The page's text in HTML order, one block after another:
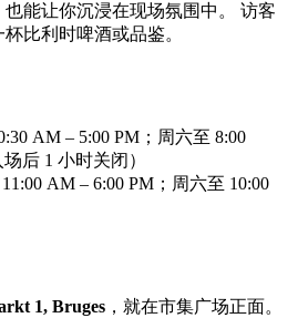
能让你沉浸在现场氛围中。 访客
比利时啤酒或品鉴。
AM – 5:00 PM；周六至 8:00
后 1 小时关闭）
AM – 6:00 PM；周六至 10:00
1, Bruges ，就在市集广场正面。